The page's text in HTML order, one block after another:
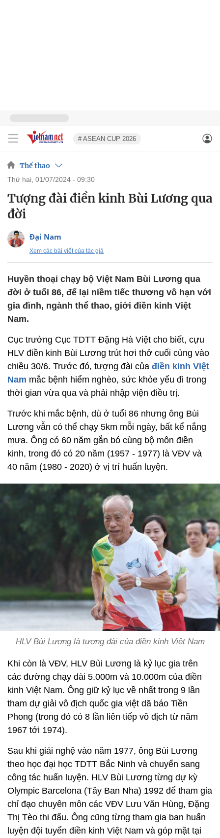
# ASEAN CUP 2026
Thể thao
thứ hai, 01/07/2024 - 09:30
Tượng đài điền kinh Bùi Lương qua
đời
Đại Nam
Xem các bài viết của tác giả
Huyền thoại chạy bộ Việt Nam Bùi Lương qua
đời ở tuổi 86, để lại niềm tiếc thương vô hạn với
gia đình, ngành thể thao, giới điền kinh Việt
Nam.
Cục trưởng Cục TDTT Đặng Hà Việt cho biết, cựu
HLV điền kinh Bùi Lương trút hơi thở cuối cùng vào
chiều 30/6. Trước đó, tượng đài của điền kinh Việt
Nam mắc bệnh hiểm nghèo, sức khỏe yếu đi trong
thời gian vừa qua và phải nhập viện điều trị.
Trước khi mắc bệnh, dù ở tuổi 86 nhưng ông Bùi
Lương vẫn có thể chạy 5km mỗi ngày, bất kể nắng
mưa. Ông có 60 năm gắn bó cùng bộ môn điền
kinh, trong đó có 20 năm (1957 - 1977) là VĐV và
40 năm (1980 - 2020) ở vị trí huấn luyện.
HLV Bùi Lương là tượng đài của điền kinh Việt Nam
Khi còn là VĐV, HLV Bùi Lương là kỷ lục gia trên
các đường chạy dài 5.000m và 10.000m của điền
kinh Việt Nam. Ông giữ kỷ lục về nhất trong 9 lần
tham dự giải vô địch quốc gia việt dã báo Tiền
Phong (trong đó có 8 lần liên tiếp vô địch từ năm
1967 tới 1974).
Sau khi giải nghệ vào năm 1977, ông Bùi Lương
theo học đại học TDTT Bắc Ninh và chuyển sang
công tác huấn luyện. HLV Bùi Lương từng dự kỳ
Olympic Barcelona (Tây Ban Nha) 1992 để tham gia
chỉ đạo chuyên môn các VĐV Lưu Văn Hùng, Đặng
Thị Tèo thi đấu. Ông cũng từng tham gia ban huấn
luyện đội tuyển điền kinh Việt Nam và góp mặt tại